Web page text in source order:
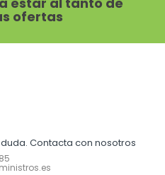
ofertas
Contacta con nosotros